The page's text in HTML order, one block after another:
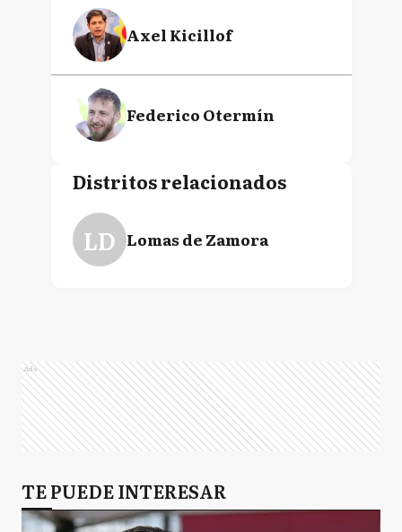
Axel Kicillof
Federico Otermín
Distritos relacionados
LD Lomas de Zamora
Ads
TE PUEDE INTERESAR